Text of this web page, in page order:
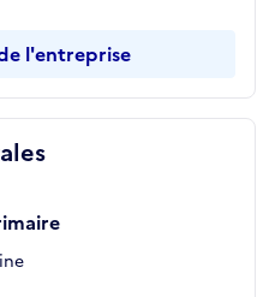
l'entreprise